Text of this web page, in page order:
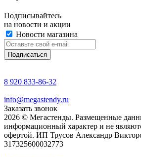
Подписывайтесь
на новости и акции
Новости магазина
8 920 833-86-32
info@megastendy.ru
Заказать звонок
2026 © Мегастенды. Размещенные
информационный характер и не
офертой. ИП Трусов Александр
317325600032773